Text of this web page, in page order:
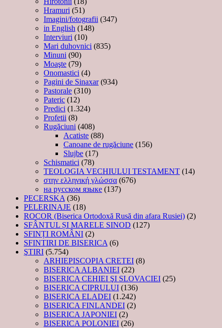
Hramuri (51)
Imagini/fotografii (347)
in English (148)
Interviuri (10)
Mari duhovnici (835)
Minuni (90)
Moaşte (79)
Onomastici (4)
Pagini de Sinaxar(934)
Pastorale (310)
Pateric (12)
Predici (1.324)
Profetii (8)
Rugăciuni (408)
Acatiste (88)
Canoane de rugăciune (156)
Slujbe (17)
Schismatici (78)
TEOLOGIA VECHIULUI TESTAMENT (14)
στην ελληνική γλώσσα (676)
на русском языке (137)
PECERSKA (36)
PELERINAJE (18)
ROCOR (Biserica Ortodoxă Rusă din afara Rusiei) (2)
SFÂNTUL ȘI MARELE SINOD (127)
SFINȚI ROMÂNI (2)
SFINTIRI DE BISERICA (6)
ŞTIRI (5.754)
ARHIEPISCOPIA CRETEI (8)
BISERICA ALBANIEI (22)
BISERICA CEHIEI ŞI SLOVACIEI (25)
BISERICA CIPRULUI (136)
BISERICA ELADEI (1.242)
BISERICA FINLANDEI (2)
BISERICA JAPONIEI (2)
BISERICA POLONIEI (26)